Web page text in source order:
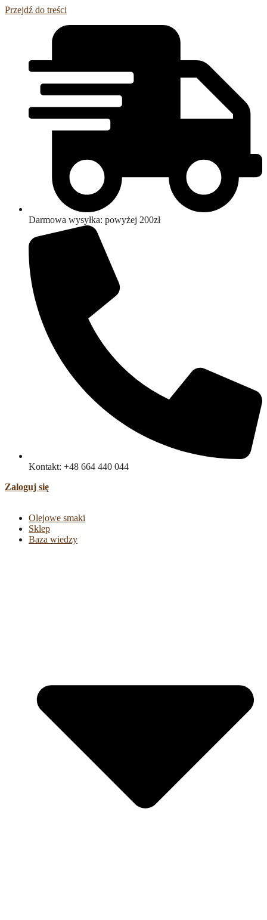
Przejdź do treści
Darmowa wysyłka: powyżej 200zł
Kontakt: +48 664 440 044
Zaloguj się
Olejowe smaki
Sklep
Baza wiedzy